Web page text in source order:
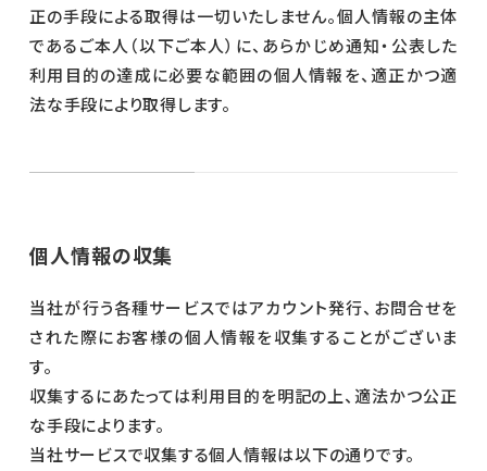
正の手段による取得は一切いたしません。個人情報の主体
であるご本人（以下ご本人）に、あらかじめ通知・公表した
利用目的の達成に必要な範囲の個人情報を、適正かつ適
法な手段により取得します。
個人情報の収集
当社が行う各種サービスではアカウント発行、お問合せを
された際にお客様の個人情報を収集することがございま
す。
収集するにあたっては利用目的を明記の上、適法かつ公正
な手段によります。
当社サービスで収集する個人情報は以下の通りです。